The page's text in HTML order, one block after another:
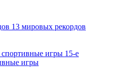
13 мировых рекордов
15-е
игры